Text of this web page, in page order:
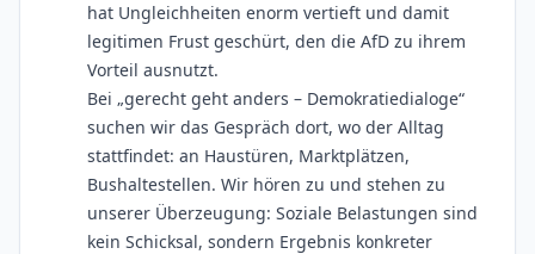
hat Ungleichheiten enorm vertieft und damit
legitimen Frust geschürt, den die AfD zu ihrem
Vorteil ausnutzt.
Bei „gerecht geht anders – Demokratiedialoge“
suchen wir das Gespräch dort, wo der Alltag
stattfindet: an Haustüren, Marktplätzen,
Bushaltestellen. Wir hören zu und stehen zu
unserer Überzeugung: Soziale Belastungen sind
kein Schicksal, sondern Ergebnis konkreter